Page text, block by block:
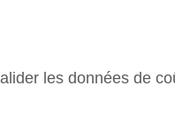
les données de